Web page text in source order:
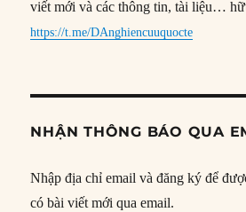
viết mới và các thông tin, tài liệu…
https://t.me/DAnghiencuuquocte
NHẬN THÔNG BÁO QUA
Nhập địa chỉ email và đăng ký để
có bài viết mới qua email.